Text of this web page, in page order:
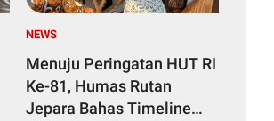
NEWS
Menuju Peringatan HUT RI
Ke-81, Humas Rutan
Jepara Bahas Timeline